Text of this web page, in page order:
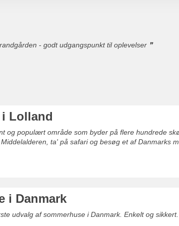
- godt udgangspunkt til oplevelser
Lolland
og populært område som byder på flere hundrede
ta' på safari og besøg et af Danmarks
i Danmark
udvalg af sommerhuse i Danmark. Enkelt og sikkert.